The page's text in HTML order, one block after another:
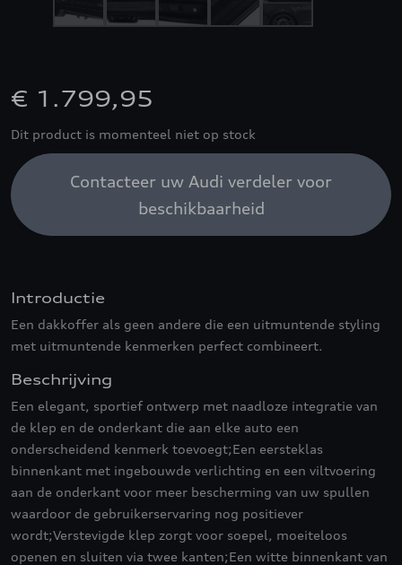
€ 1.799,95
Dit product is momenteel niet op stock
Contacteer uw Audi verdeler voor
beschikbaarheid
Introductie
Een dakkoffer als geen andere die een uitmuntende styling
met uitmuntende kenmerken perfect combineert.
Beschrijving
Een elegant, sportief ontwerp met naadloze integratie van
de klep en de onderkant die aan elke auto een
onderscheidend kenmerk toevoegt;Een eersteklas
binnenkant met ingebouwde verlichting en een viltvoering
aan de onderkant voor meer bescherming van uw spullen
waardoor de gebruikerservaring nog positiever
wordt;Verstevigde klep zorgt voor soepel, moeiteloos
openen en sluiten via twee kanten;Een witte binnenkant van